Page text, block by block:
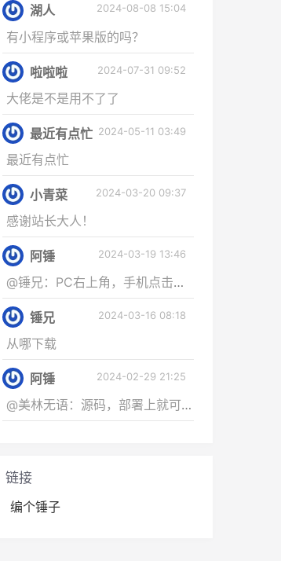
湖人 2024-08-08 15:04
有小程序或苹果版的吗？
啦啦啦 2024-07-31 09:52
大佬是不是用不了了
最近有点忙 2024-05-11 03:49
最近有点忙
小青菜 2024-03-20 09:37
感谢站长大人！
阿锤 2024-03-19 13:46
@锤兄：PC右上角，手机点击右侧获取资源...
锤兄 2024-03-16 08:18
从哪下载
阿锤 2024-02-29 21:25
@美林无语：源码，部署上就可以使用
链接
编个锤子